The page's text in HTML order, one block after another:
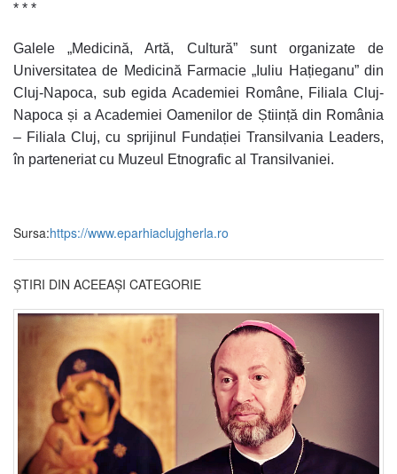
* * *
Galele „Medicină, Artă, Cultură” sunt organizate de
Universitatea de Medicină Farmacie „Iuliu Hațieganu” din
Cluj-Napoca, sub egida Academiei Române, Filiala Cluj-
Napoca și a Academiei Oamenilor de Știință din România
– Filiala Cluj, cu sprijinul Fundației Transilvania Leaders,
în parteneriat cu Muzeul Etnografic al Transilvaniei.
Sursa:https://www.eparhiaclujgherla.ro
ȘTIRI DIN ACEEAȘI CATEGORIE